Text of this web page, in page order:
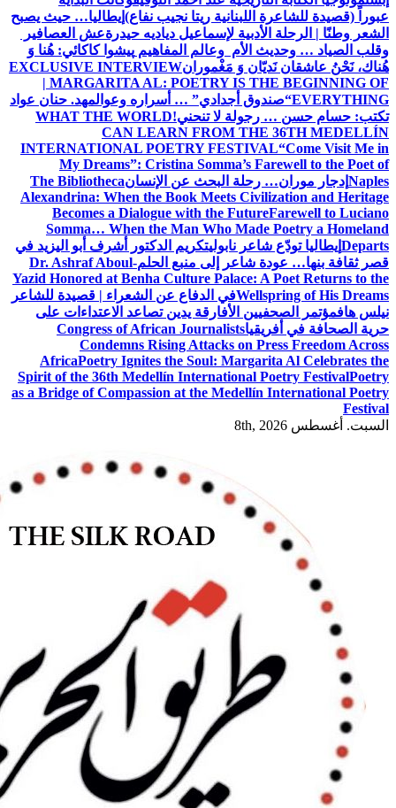
ريتا نجيب نفاع)إيطاليا… حيث يصبح
لإسماعيل دياديه حيدرةعش العصافير
وعالم المفاهيمپیشوا کاکائي: هُنا وَ
مَغْمورانEXCLUSIVE INTERVIEW
| MARGARITA AL: POETRY
… أسراره وعوالمه د. حنان عواد
لا تنحني!WHAT THE WORLD
CAN LEARN
INTERNATIONAL POETRY
My Dreams”: Cristina
البحث عن الإنسانThe Bibliotheca
Alexandrina: When the Book
Becomes a Dialogue with the
Somma… When the Man Who
تكريم الدكتور أشرف أبو اليزيد في
إلى منبع الحلمDr. Ashraf Aboul-
Yazid Honored at Benha Culture
في الدفاع عن الشعراء | قصيدة للشاعر
يدين تصاعد الاعتداءات على
Congress of African
Condemns Rising Attacks
AfricaPoetry Ignites the Soul:
Spirit of the 36th Medellín
as a Bridge of Compassion at the